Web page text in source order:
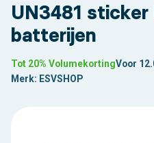
UN3481
batterijen
Tot 20% VolumekortingVoor
Merk: ESVSHOP